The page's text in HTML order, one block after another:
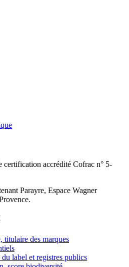
accrédité Cofrac n° 5-
Parayre, Espace Wagner
des marques
label et registres publics